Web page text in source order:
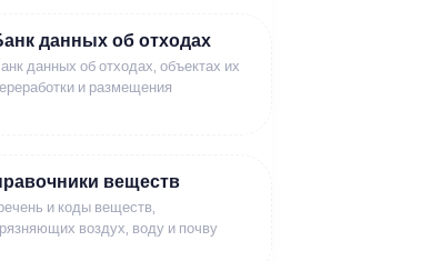
данных об отходах
данных об отходах, объектах их
и размещения
веществ
и коды веществ,
воздух, воду и почву